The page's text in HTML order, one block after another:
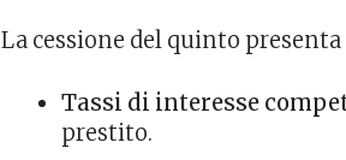
La cessione del quinto
Tassi di interesse
prestito.